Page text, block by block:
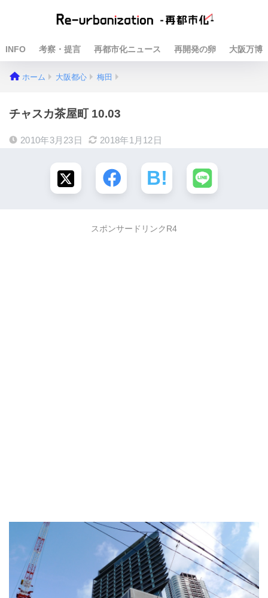
INFO 考察・提言 再都市化ニュース 再開発の卵 大阪万博
ホーム 大阪都心 梅田
チャスカ茶屋町 10.03
2010年3月23日 2018年1月12日
スポンサードリンクR4